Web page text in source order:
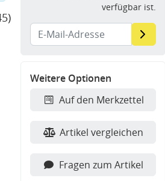
verfügbar ist.
Weitere Optionen
Auf den Merkzettel
Artikel vergleichen
Fragen zum Artikel